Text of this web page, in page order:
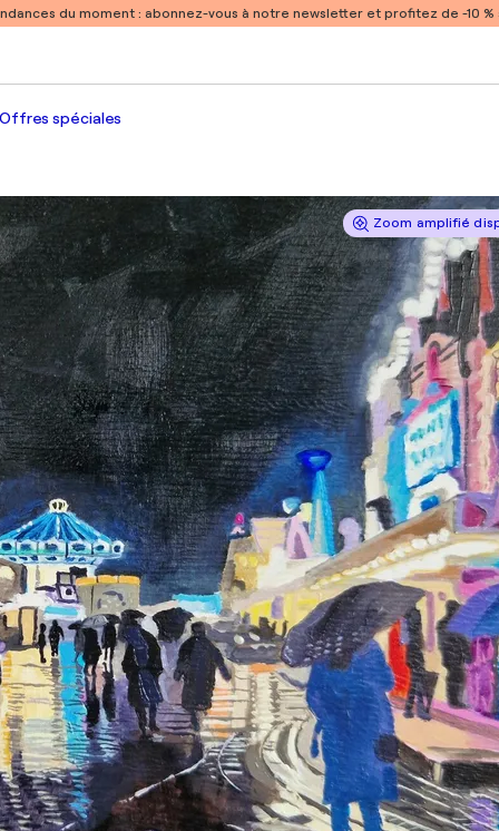
du moment : abonnez-vous à notre newsletter et profitez de -10
spéciales
Zoom amplifié